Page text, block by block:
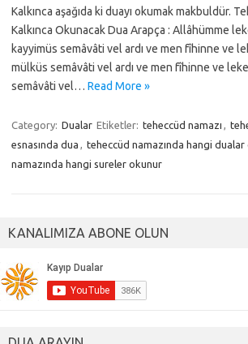
Kalkınca aşağıda ki duayı okumak makbuldür.
Kalkınca Okunacak Dua Arapça : Allâhümme
kayyimüs semâvâti vel ardı ve men fîhinne ve
mülküs semâvâti vel ardı ve men fîhinne ve
semâvâti vel… Read More »
Category: Dualar Etiketler: teheccüd namazı ,
esnasında dua , teheccüd namazında hangi
namazında hangi sureler okunur
KANALIMIZA ABONE OLUN